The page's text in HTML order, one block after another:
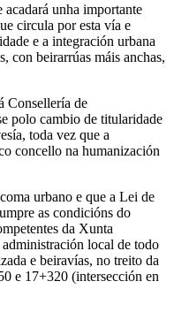
unha importante
circula por esta vía e
e a integración urbana
con beirarrúas máis anchas,
Consellería de
polo cambio de titularidade
toda vez que a
concello na humanización
urbano e que a Lei de
as condicións do
da Xunta
local de todo
e beiravías, no treito da
e 17+320 (intersección en